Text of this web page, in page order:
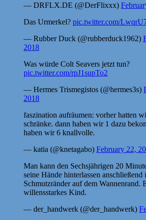
— DRFLX.DE (@DerFlixxx)
Das Urmerkel? pic.twitter.com/
— Rubber Duck (@rubberduck1962)
2018
Was würde Colt Seavers jetzt tun?
pic.twitter.com/rpJ1supTo2
— Hermes Trismegistos (@hermes3s)
2018
faszination aufräumen: vorher hatten
schränke. dann haben wir 1 dazu
haben wir 6 knallvolle.
— katia (@knetagabo) February 22,
Man kann den Sechsjährigen 20
seine Hände hinterlassen anschließend
Schmutzränder auf dem Wannenrand.
willensstarkes Kind.
— der_handwerk (@der_handwerk)